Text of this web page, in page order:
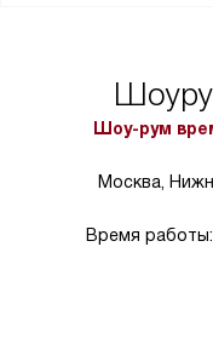
Шоу-рум
Москва,
Время